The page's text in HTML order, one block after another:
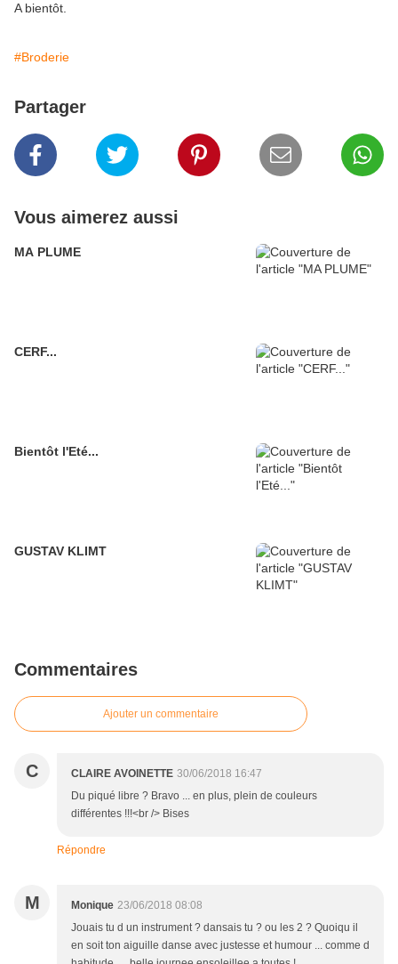
A bientôt.
#Broderie
Partager
Vous aimerez aussi
MA PLUME
CERF...
Bientôt l'Eté...
GUSTAV KLIMT
Commentaires
Ajouter un commentaire
C CLAIRE AVOINETTE 30/06/2018 16:47
Du piqué libre ? Bravo ... en plus, plein de couleurs
différentes !!!<br /> Bises
Répondre
M Monique 23/06/2018 08:08
Jouais tu d un instrument ? dansais tu ? ou les 2 ? Quoiqu il
en soit ton aiguille danse avec justesse et humour ... comme d